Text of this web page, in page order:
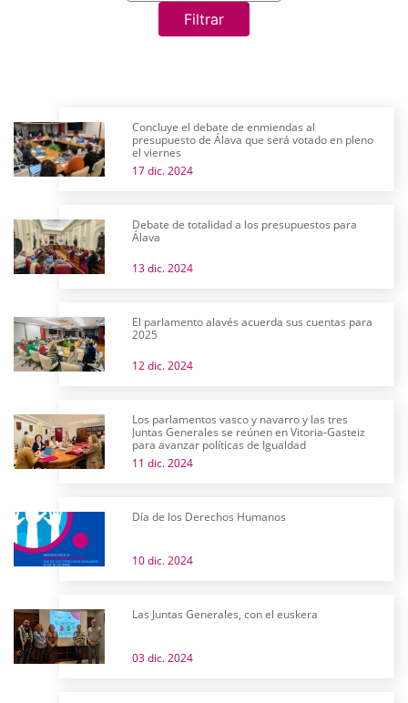
Filtrar
Concluye el debate de enmiendas al
presupuesto de Álava que será votado en pleno
el viernes
17 dic. 2024
Debate de totalidad a los presupuestos para
Álava
13 dic. 2024
El parlamento alavés acuerda sus cuentas para
2025
12 dic. 2024
Los parlamentos vasco y navarro y las tres
Juntas Generales se reúnen en Vitoria-Gasteiz
para avanzar políticas de Igualdad
11 dic. 2024
Día de los Derechos Humanos
10 dic. 2024
Las Juntas Generales, con el euskera
03 dic. 2024